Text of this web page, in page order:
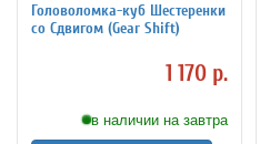
Головоломка-куб Шестеренки
со Сдвигом (Gear Shift)
1 170 р.
в наличии на завтра